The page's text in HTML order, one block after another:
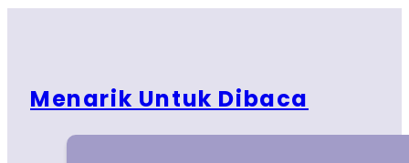
Menarik Untuk Dibaca